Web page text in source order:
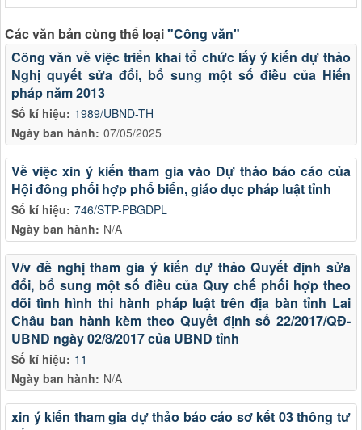
Các văn bản cùng thể loại"Công văn"
Số kí hiệu: 1989/UBND-TH
Ngày ban hành: 07/05/2025
Công văn về việc triển khai tổ chức lấy ý kiến dự thảo
Nghị quyết sửa đổi, bổ sung một số điều của Hiến
pháp năm 2013
Số kí hiệu: 746/STP-PBGDPL
Ngày ban hành: N/A
Về việc xin ý kiến tham gia vào Dự thảo báo cáo của
Hội đồng phối hợp phổ biến, giáo dục pháp luật tỉnh
Số kí hiệu: 11
Ngày ban hành: N/A
V/v đề nghị tham gia ý kiến dự thảo Quyết định sửa
đổi, bổ sung một số điều của Quy chế phối hợp theo
dõi tình hình thi hành pháp luật trên địa bàn tỉnh Lai
Châu ban hành kèm theo Quyết định số 22/2017/QĐ-
UBND ngày 02/8/2017 của UBND tỉnh
xin ý kiến tham gia dự thảo báo cáo sơ kết 03 thông tư